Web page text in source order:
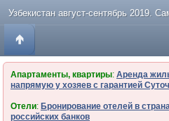
Апартаменты, квартиры: Аренда
напрямую у хозяев с гарантией
Отели: Бронирование отелей в
российских банков